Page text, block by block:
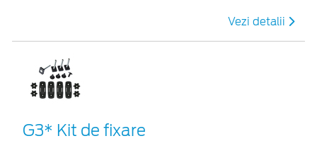
Vezi detalii
G3* Kit de fixare